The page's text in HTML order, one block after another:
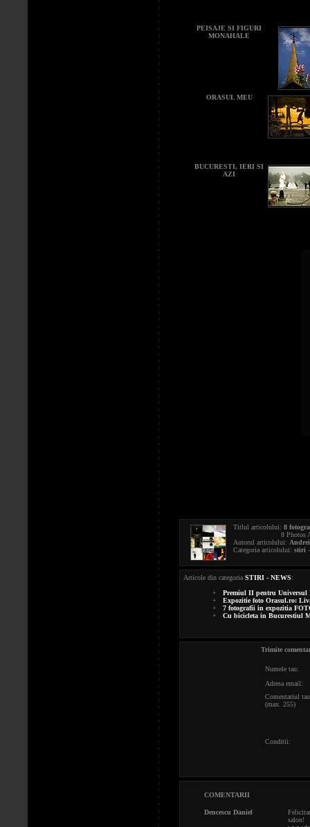
PEISAJE SI FIGURI
MONAHALE
ORASUL MEU
BUCURESTI, IERI SI
AZI
Titlul articolului: 8
8 Photos At SNFT
Autorul articolului:
Categoria articolului: stiri
Articole din categoria STIRI - NEWS:
+ Premiul II pentru Universul
+ Expozitie foto Orasul.ro:
+ 7 fotografii in expozitia
+ Cu bicicleta in Bucurestiul
Trimite
Numele tau:
Adresa email:
Comentariul
(max. 255)
Conditii:
COMENTARII
Dencescu Daniel
salon!